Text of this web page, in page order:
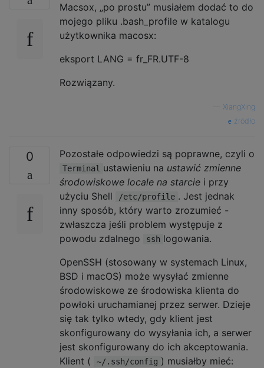
Macsox, „po prostu” musiałem dodać to do
mojego pliku .bash_profile w katalogu
użytkownika macosx:
eksport LANG = fr_FR.UTF-8
Rozwiązany.
XiangXing
źródło
0 Pozostałe odpowiedzi są poprawne, czyli o
Terminal ustawieniu na ustawić zmienne
środowiskowe locale na starcie i przy
użyciu Shell
/etc/profile . Jest jednak
inny sposób, który warto zrozumieć -
zwłaszcza jeśli problem występuje z
powodu zdalnego
ssh logowania.
OpenSSH (stosowany w systemach Linux,
BSD i macOS) może wysyłać zmienne
środowiskowe ze środowiska klienta do
powłoki uruchamianej przez serwer. Dzieje
się tak tylko wtedy, gdy klient jest
skonfigurowany do wysyłania ich, a serwer
jest skonfigurowany do ich akceptowania.
Klient (
~/.ssh/config ) musiałby mieć: